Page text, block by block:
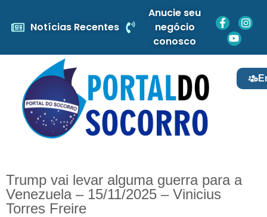
Notícias Recentes
Anucie seu
negócio
conosco
Trump vai levar alguma guerra para a
Venezuela – 15/11/2025 – Vinicius
Torres Freire